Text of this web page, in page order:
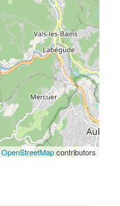
OpenStreetMapcontributors